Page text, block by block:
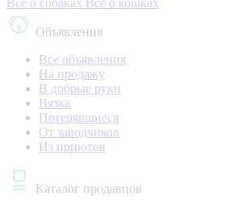
Всё о собаках Всё о кошках
Объявления
Все объявления
На продажу
В добрые руки
Вязка
Потерявшиеся
От заводчиков
Из приютов
Каталог продавцов